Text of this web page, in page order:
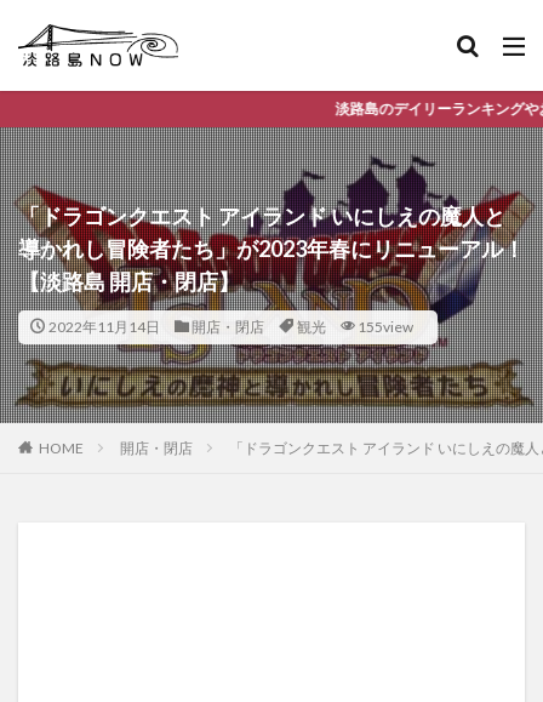
淡路島のデイリーランキングやお得な店舗情報など、
「ドラゴンクエスト アイランド いにしえの魔人と
導かれし冒険者たち」が2023年春にリニューアル！
【淡路島 開店・閉店】
2022年11月14日 開店・閉店 観光 155view
HOME 開店・閉店 「ドラゴンクエスト アイランド いにしえの魔